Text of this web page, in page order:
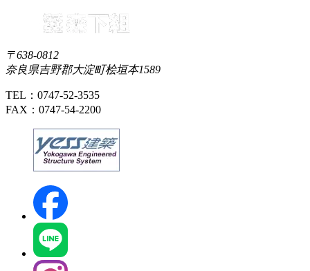
〒638-0812
奈良県吉野郡大淀町桧垣本1589
TEL：0747-52-3535
FAX：0747-54-2200